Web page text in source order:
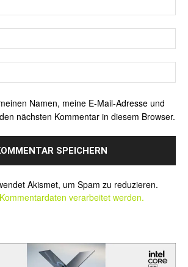
Namen, meine E-Mail-Adresse und
nächsten Kommentar in diesem Browser.
Akismet, um Spam zu reduzieren.
verarbeitet werden.